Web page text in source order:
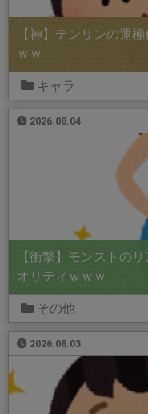
【神】テンリンの運
ｗｗ
キャラ
2026.08.04
【衝撃】モンストの
オリティｗｗｗ
その他
2026.08.03